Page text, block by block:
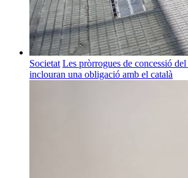
Societat Les pròrrogues de concessió
inclouran una obligació amb el català